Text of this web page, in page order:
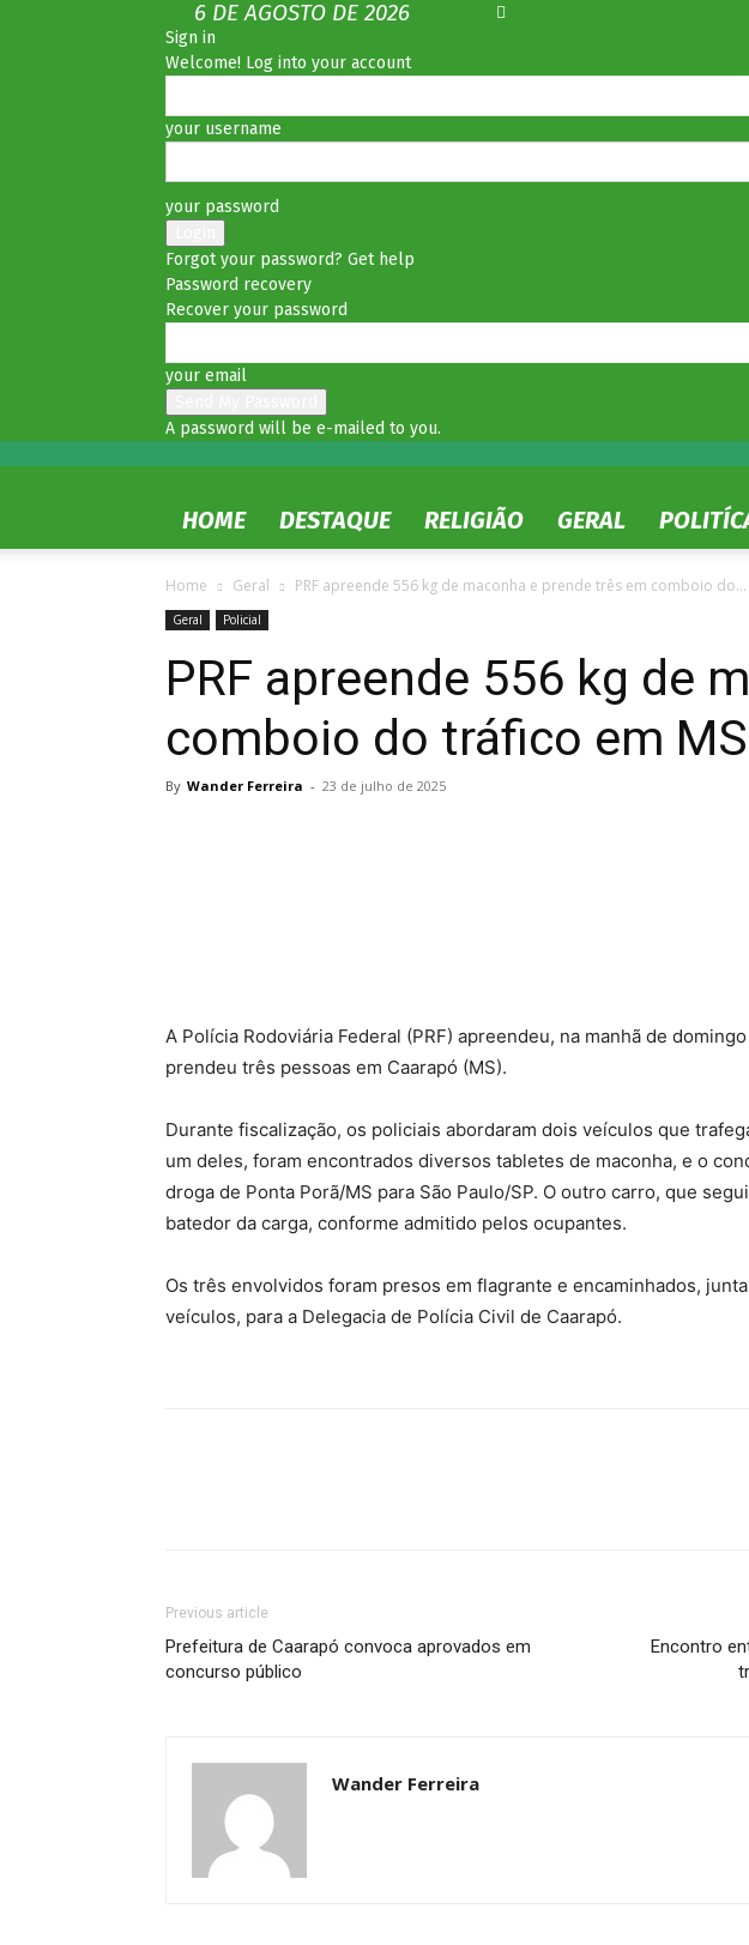
6 DE AGOSTO DE 2026
Sign in
Welcome! Log into your account
your username
your password
Forgot your password? Get help
Password recovery
Recover your password
your email
A password will be e-mailed to you.
HOME DESTAQUE RELIGIÃO GERAL
Home Geral PRF apreende 556 kg de maconha e prende três em comboio do...
Geral Policial
PRF apreende 556 kg de
comboio do tráfico em MS
By Wander Ferreira - 23 de julho de 2025
A Polícia Rodoviária Federal (PRF) apreendeu, na manhã de
prendeu três pessoas em Caarapó (MS).
Durante fiscalização, os policiais abordaram dois veículos que
um deles, foram encontrados diversos tabletes de maconha, e o
droga de Ponta Porã/MS para São Paulo/SP. O outro carro, que
batedor da carga, conforme admitido pelos ocupantes.
Os três envolvidos foram presos em flagrante e encaminhados,
veículos, para a Delegacia de Polícia Civil de Caarapó.
Previous article
Prefeitura de Caarapó convoca aprovados em
concurso público
Encontro
Wander Ferreira